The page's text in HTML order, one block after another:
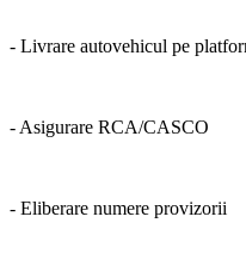
- Livrare autovehicul pe
- Asigurare RCA/CASCO
- Eliberare numere provizorii